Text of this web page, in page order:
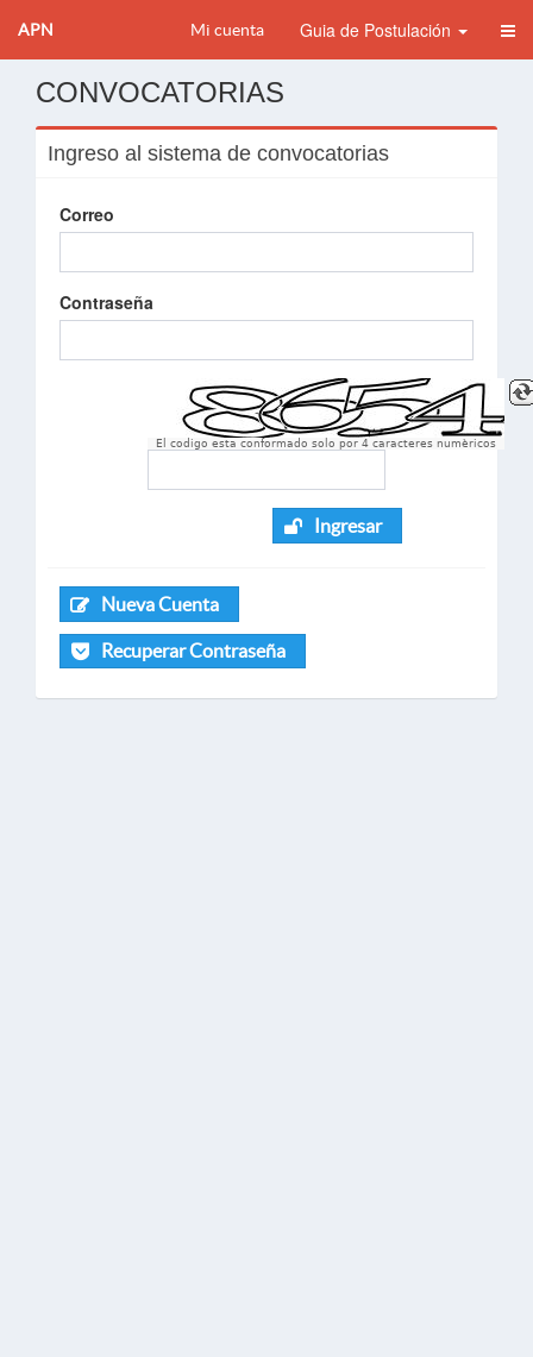
APN Mi cuenta Guia de Postulación
CONVOCATORIAS
Ingreso al sistema de convocatorias
Correo
Contraseña
El codigo esta conformado solo por 4 caracteres numèricos
Ingresar
Nueva Cuenta
Recuperar Contraseña